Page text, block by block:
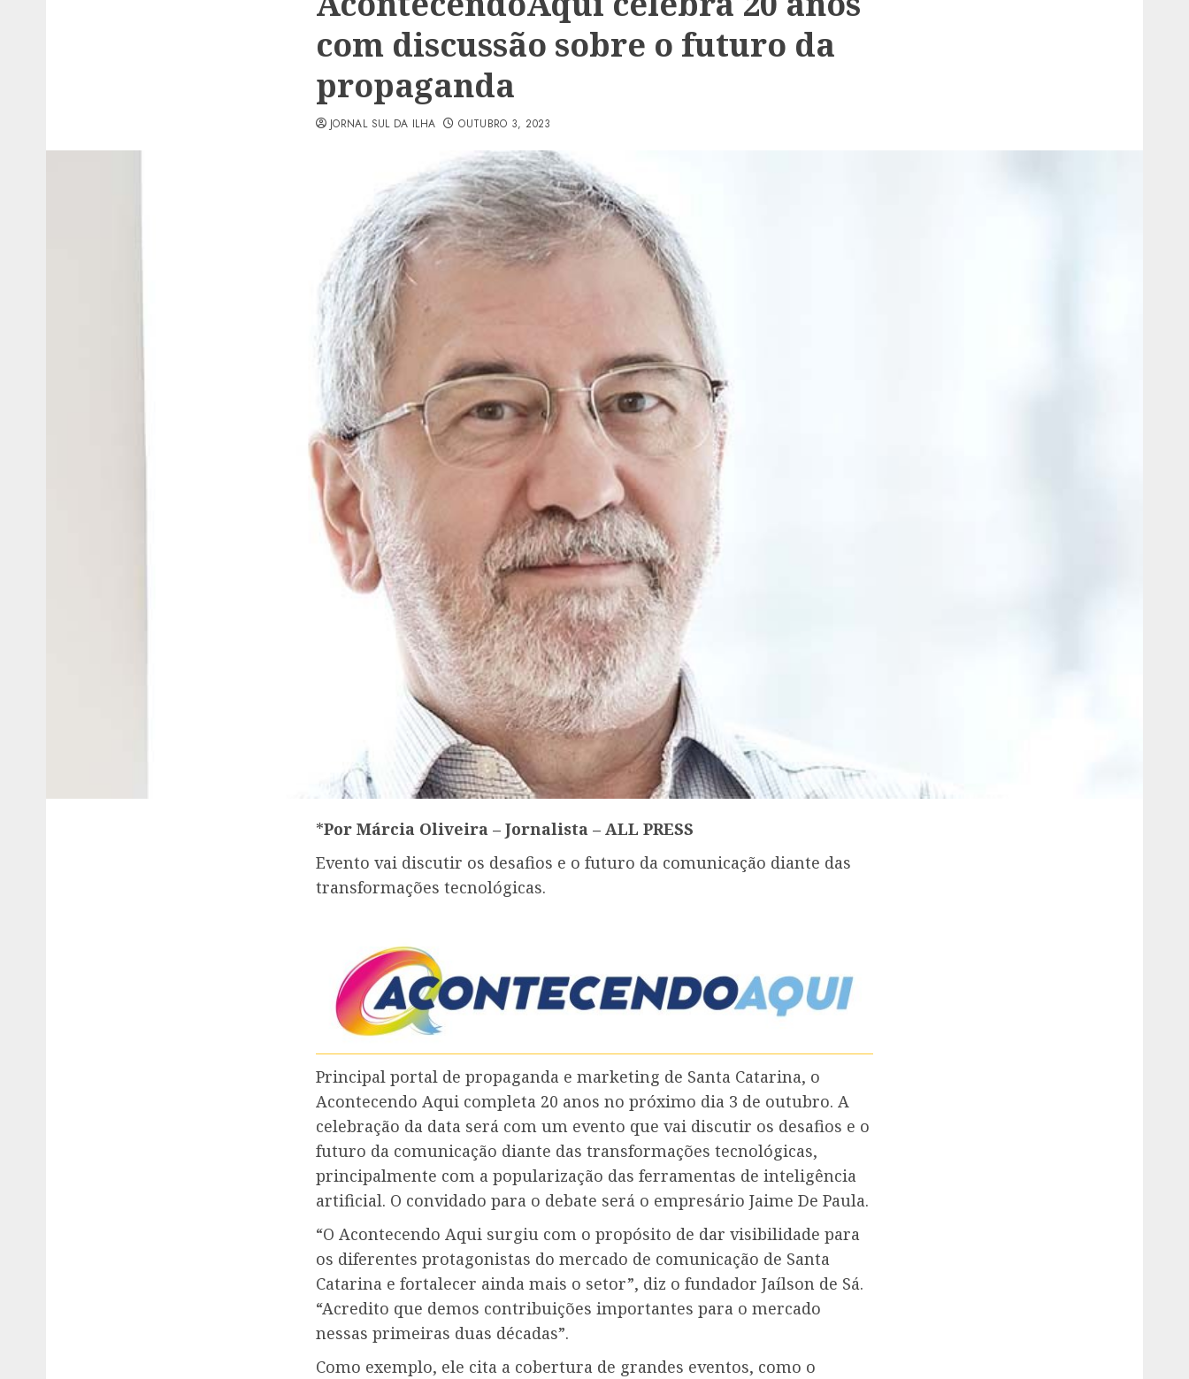
com discussão sobre o futuro da
propaganda
JORNAL SUL DA ILHA OUTUBRO 3, 2023
*Por Márcia Oliveira – Jornalista – ALL PRESS
Evento vai discutir os desafios e o futuro da comunicação diante das
transformações tecnológicas.
Principal portal de propaganda e marketing de Santa Catarina, o
Acontecendo Aqui completa 20 anos no próximo dia 3 de outubro. A
celebração da data será com um evento que vai discutir os desafios e o
futuro da comunicação diante das transformações tecnológicas,
principalmente com a popularização das ferramentas de inteligência
artificial. O convidado para o debate será o empresário Jaime De Paula.
“O Acontecendo Aqui surgiu com o propósito de dar visibilidade para
os diferentes protagonistas do mercado de comunicação de Santa
Catarina e fortalecer ainda mais o setor”, diz o fundador Jaílson de Sá.
“Acredito que demos contribuições importantes para o mercado
nessas primeiras duas décadas”.
Como exemplo, ele cita a cobertura de grandes eventos, como o